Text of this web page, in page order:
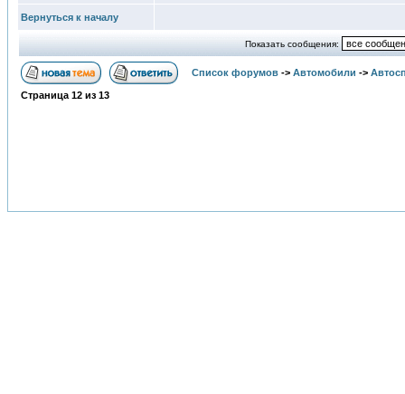
Вернуться к началу
Показать сообщения:
Список форумов -> Автомобили ->
Страница 12 из 13